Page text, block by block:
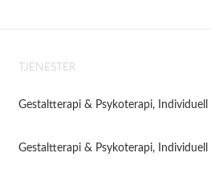
TJENESTER
Gestaltterapi & Psykoterapi,
Gestaltterapi & Psykoterapi,